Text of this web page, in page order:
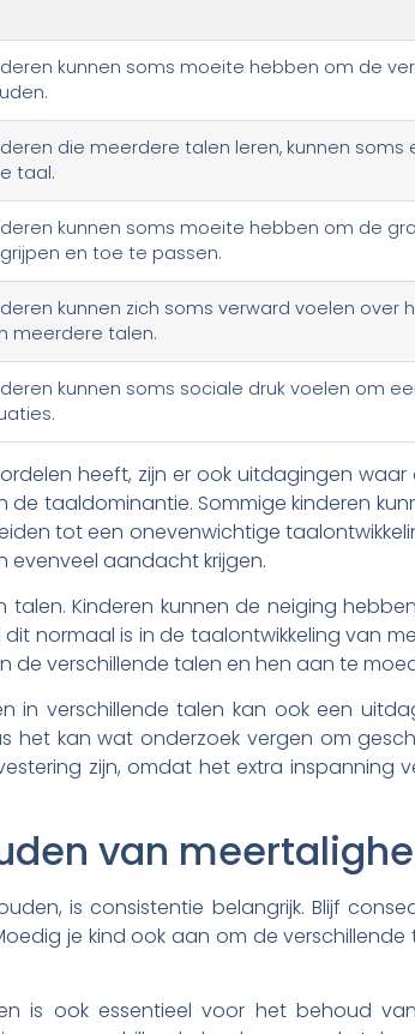
kunnen soms moeite hebben om de
die meerdere talen leren, kunnen
taal.
kunnen soms moeite hebben om de
en toe te passen.
kunnen zich soms verward voelen
meerdere talen.
kunnen soms sociale druk voelen om
heeft, zijn er ook uitdagingen waar
taaldominantie. Sommige kinderen
tot een onevenwichtige
evenveel aandacht krijgen.
Kinderen kunnen de neiging
normaal is in de taalontwikkeling van
de verschillende talen en hen aan te
in verschillende talen kan ook een
het kan wat onderzoek vergen om
zijn, omdat het extra inspanning
van
is consistentie belangrijk. Blijf
je kind ook aan om de
is ook essentieel voor het behoud